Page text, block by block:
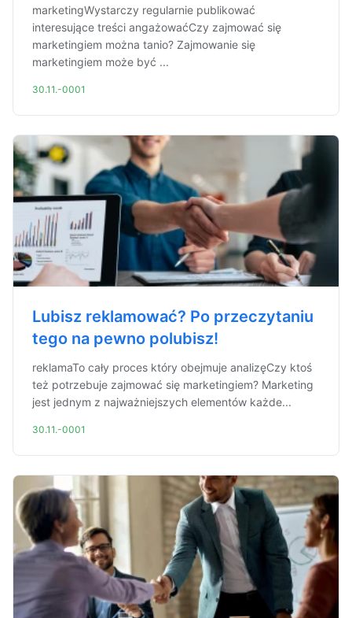
marketingWystarczy regularnie publikować
interesujące treści angażowaćCzy zajmować się
marketingiem można tanio? Zajmowanie się
marketingiem może być ...
30.11.-0001
Lubisz reklamować? Po przeczytaniu
tego na pewno polubisz!
reklamaTo cały proces który obejmuje analizęCzy ktoś
też potrzebuje zajmować się marketingiem? Marketing
jest jednym z najważniejszych elementów każde...
30.11.-0001